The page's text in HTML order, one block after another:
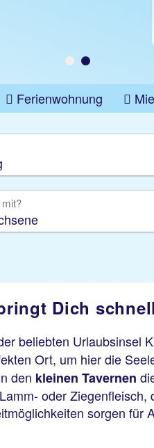
Ferienwohnung
Dich
beliebten Urlaubsinsel
Ort, um hier die
den kleinen Tavernen
oder
sorgen für